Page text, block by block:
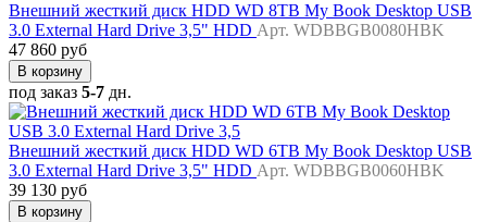
Внешний жесткий диск HDD WD 8TB My Book Desktop USB
3.0 External Hard Drive 3,5" HDD Арт. WDBBGB0080HBK
47 860 руб
В корзину
под заказ 5-7 дн.
Внешний жесткий диск HDD WD 6TB My Book Desktop USB
3.0 External Hard Drive 3,5" HDD Арт. WDBBGB0060HBK
39 130 руб
В корзину